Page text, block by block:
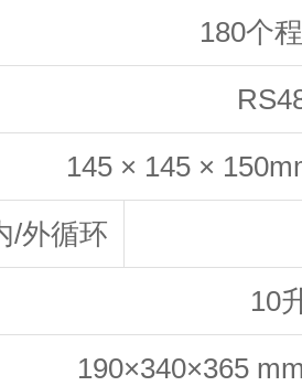
180个
145 × 145 ×
/外循环
10
190×340×365